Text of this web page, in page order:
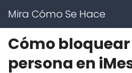
Mira Cómo Se Hace
Cómo
persona en